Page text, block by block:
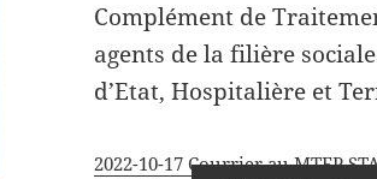
Complément de
agents de la filière
d’Etat, Hospitalière et
2022-10-17 Courrier au MTFP